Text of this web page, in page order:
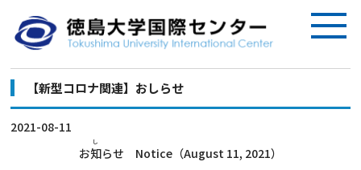
【新型コロナ関連】おしらせ
2021-08-11
お知
し
らせ Notice（August 11, 2021）